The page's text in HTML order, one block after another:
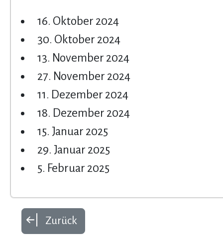
16. Oktober 2024
30. Oktober 2024
13. November 2024
27. November 2024
11. Dezember 2024
18. Dezember 2024
15. Januar 2025
29. Januar 2025
5. Februar 2025